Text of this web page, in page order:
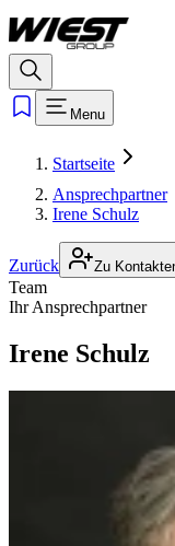
Menu
Startseite
Ansprechpartner
Irene Schulz
Zurück Zu
Team
Ihr Ansprechpartner
Irene Schulz